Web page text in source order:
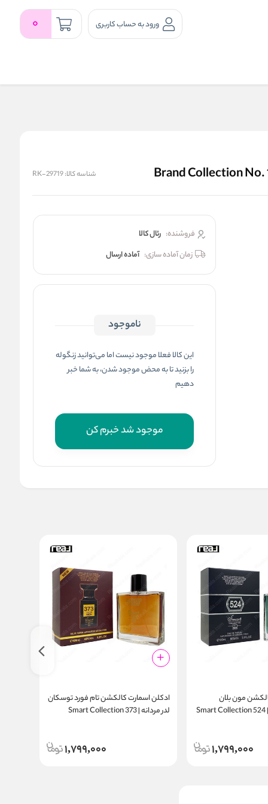
ورود به حساب کاربری 0
شناسه کالا:RK-29719
فروشنده: رئال كالا
زمان آماده سازی: آماده ارسال
ناموجود
این کالا فعلا موجود نیست اما می‌توانید زنگوله
را بزنید تا به محض موجود شدن، به شما خبر
دهیم
موجود شد خبرم کن
مون بلان
اکسپلورر مردانه | Smart Collection 524
1,799,000
ادکلن اسمارت کالکشن تام فورد توسکان
لدر مردانه | Smart Collection 373
1,799,000